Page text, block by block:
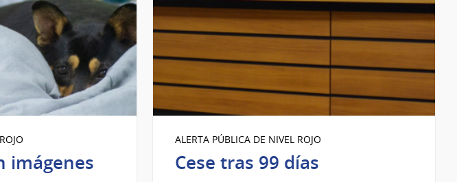
imágenes
ALERTA PÚBLICA DE NIVEL ROJO
Cese tras 99 días